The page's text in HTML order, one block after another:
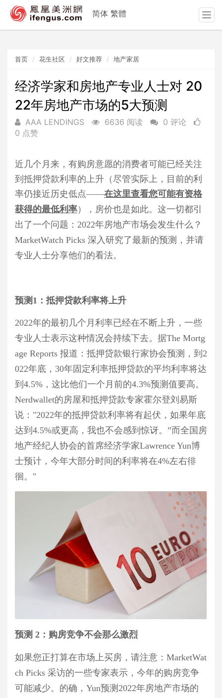
首页 花生社区 好文推荐 地产家居
经济学家和房地产专业人士对 20
22年房地产市场的5大预测
AAA LENDINGS 6636 阅读
0 评论
0 点赞
近几个月来， 有购房意愿的消费者可能已经关注
到 抵押贷款利率的上升（ 尽管实际上 ， 目前的利
率仍接近历史低点——在这里查看您可能有资格
获得的最低利率），房价也是如此。这一切都引
出了一个问题： 2022年房地产市场会发生什么？
MarketWatch Picks 深入研究了最新的预测，并请
专业人士分享他们的看法。
预测 1：抵押贷款利率将上升
2022年的最初几个月 利率已经在不断上升，一些
专业人士表示这种情况会持续下去。据The Mortg
age Reports 报道 ： 抵押贷款银行家协会预测，到 2
022年底，30年固定利率抵押贷款的平均利率将达
到 4.5%，这比他们一个月前的4.3%预测值要高。
Nerdwallet的房屋和抵押贷款专家霍尔登刘 易斯
说： "2022年的抵押贷款利率将有起伏，如果年底
达到4.5%或更高，我也不会感到惊讶。 ”而全国房
地产经纪人协会的首席经济学家Lawrence Yun博
士预计，今年大部分时间的利率将在4%左右徘
徊。"
预测 2： 购房竞争不会那么激烈
如果您正打算在市场上买房 ，请注意： MarketWat
ch Picks 采访的一些专家表示，今年的购房竞争
可能减少。的确， Yun预测2022年房地产市场的
简体 繁體
T
o
o